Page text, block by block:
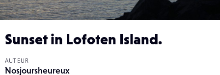
Sunset in Lofoten Island.
AUTEUR
Nosjoursheureux